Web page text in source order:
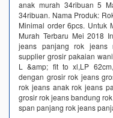
anak murah 34ribuan 5
34ribuan. Nama Produk:
Minimal order 6pcs. Untuk
Murah Terbaru Mei 2018
jeans panjang rok jeans
supplier grosir pakaian
L &amp; fit to xl,LP
dengan grosir rok jeans
rok jeans anak rok jeans
grosir rok jeans bandung
span panjang rok jeans